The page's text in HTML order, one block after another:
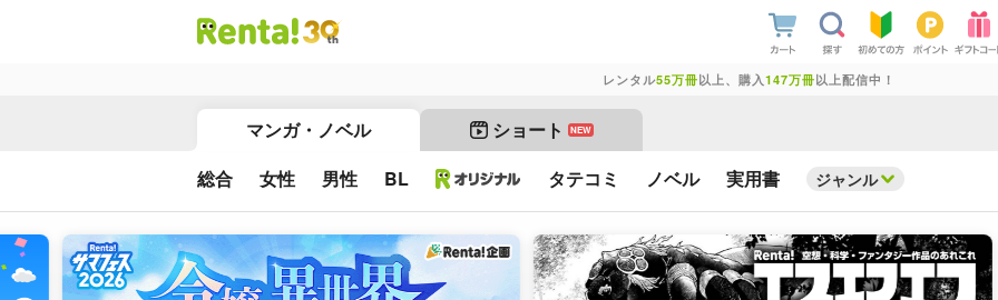
レンタル55万冊以上、購入 147万冊以上配信中！
マンガ・ノベル ショート NEW
総合 女性 男性 BL タテコミ ノベル 実用書 ジャンル